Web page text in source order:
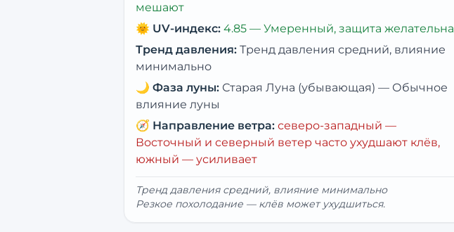
мешают
🌞 UV-индекс: 4.85 — Умеренный, защита желательна
Тренд давления: Тренд давления средний, влияние
минимально
🌙 Фаза луны: Старая Луна (убывающая) — Обычное
влияние луны
🧭 Направление ветра: северо-западный —
Восточный и северный ветер часто ухудшают клёв,
южный — усиливает
Тренд давления средний, влияние минимально
Резкое похолодание — клёв может ухудшиться.